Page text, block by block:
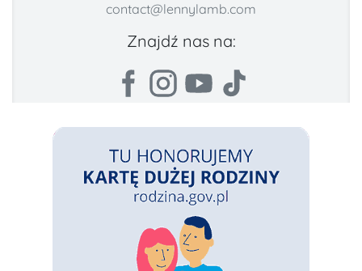
contact@lennylamb.com
Znajdź nas na: